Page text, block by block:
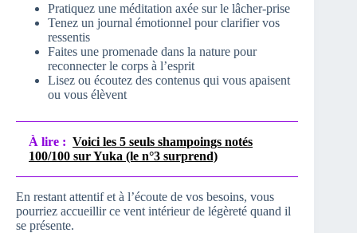
Pratiquez une méditation axée sur le lâcher-prise
Tenez un journal émotionnel pour clarifier vos
ressentis
Faites une promenade dans la nature pour
reconnecter le corps à l’esprit
Lisez ou écoutez des contenus qui vous apaisent
ou vous élèvent
À lire : Voici les 5 seuls shampoings notés
100/100 sur Yuka (le n°3 surprend)
En restant attentif et à l’écoute de vos besoins, vous
pourriez accueillir ce vent intérieur de légèreté quand il
se présente.